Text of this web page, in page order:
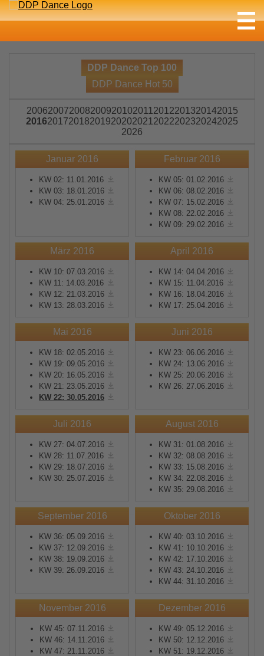
DDP Dance Top 100
DDP Dance Hot 50
200620072008200920102011 2012201320142015
201620172018201920202021 2022202320242025
2026
Januar 2016
KW 02: 11.01.2016
KW 03: 18.01.2016
KW 04: 25.01.2016
Februar 2016
KW 05: 01.02.2016
KW 06: 08.02.2016
KW 07: 15.02.2016
KW 08: 22.02.2016
KW 09: 29.02.2016
März 2016
KW 10: 07.03.2016
KW 11: 14.03.2016
KW 12: 21.03.2016
KW 13: 28.03.2016
April 2016
KW 14: 04.04.2016
KW 15: 11.04.2016
KW 16: 18.04.2016
KW 17: 25.04.2016
Mai 2016
KW 18: 02.05.2016
KW 19: 09.05.2016
KW 20: 16.05.2016
KW 21: 23.05.2016
KW 22: 30.05.2016
Juni 2016
KW 23: 06.06.2016
KW 24: 13.06.2016
KW 25: 20.06.2016
KW 26: 27.06.2016
Juli 2016
KW 27: 04.07.2016
KW 28: 11.07.2016
KW 29: 18.07.2016
KW 30: 25.07.2016
August 2016
KW 31: 01.08.2016
KW 32: 08.08.2016
KW 33: 15.08.2016
KW 34: 22.08.2016
KW 35: 29.08.2016
September 2016
KW 36: 05.09.2016
KW 37: 12.09.2016
KW 38: 19.09.2016
KW 39: 26.09.2016
Oktober 2016
KW 40: 03.10.2016
KW 41: 10.10.2016
KW 42: 17.10.2016
KW 43: 24.10.2016
KW 44: 31.10.2016
November 2016
KW 45: 07.11.2016
KW 46: 14.11.2016
KW 47: 21.11.2016
Dezember 2016
KW 49: 05.12.2016
KW 50: 12.12.2016
KW 51: 19.12.2016